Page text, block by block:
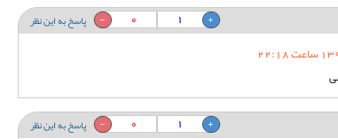
پاسخ به این نظر 0
1
پاسخ به این نظر 0
1